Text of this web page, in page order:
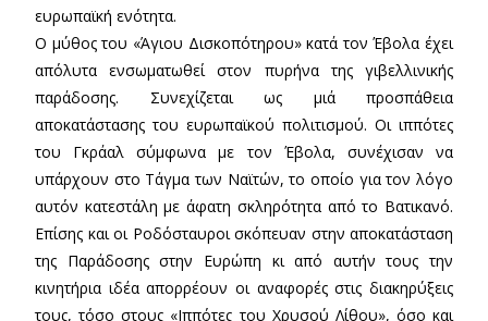
ευρωπαϊκή ενότητα.
Ο μύθος του «Άγιου Δισκοπότηρου» κατά τον Έβολα έχει
απόλυτα ενσωματωθεί στον πυρήνα της γιβελλινικής
παράδοσης. Συνεχίζεται ως μιά προσπάθεια
αποκατάστασης του ευρωπαϊκού πολιτισμού. Οι ιππότες
του Γκράαλ σύμφωνα με τον Έβολα, συνέχισαν να
υπάρχουν στο Τάγμα των Ναϊτών, το οποίο για τον λόγο
αυτόν κατεστάλη με άφατη σκληρότητα από το Βατικανό.
Επίσης και οι Ροδόσταυροι σκόπευαν στην αποκατάσταση
της Παράδοσης στην Ευρώπη κι από αυτήν τους την
κινητήρια ιδέα απορρέουν οι αναφορές στις διακηρύξεις
τους, τόσο στους «Ιππότες του Χρυσού Λίθου», όσο και